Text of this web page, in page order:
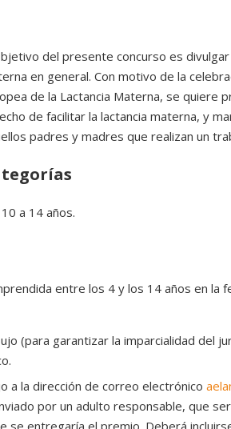
del presente concurso es
en general. Con motivo de la
de la Lactancia Materna, se quiere
de facilitar la lactancia materna, y
padres y madres que realizan un
a 14 años.
entre los 4 y los 14 años en la
(para garantizar la imparcialidad del
a la dirección de correo electrónico
por un adulto responsable, que